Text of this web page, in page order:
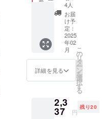
です
入（洗
濯40回
分に相
当） 税
込・送
料込
4人
お届
け予
定：
2025
年02
月
詳細を見る
こ
の
リ
タ
ー
ン
を
選
択
す
る
2,3
37 円
残り20